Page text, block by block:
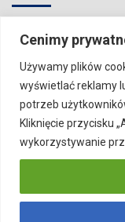
Cenimy
Używamy plików
wyświetlać reklamy
potrzeb
Kliknięcie przycisku
wykorzystywanie
Wzbudź
naszym serwisie.